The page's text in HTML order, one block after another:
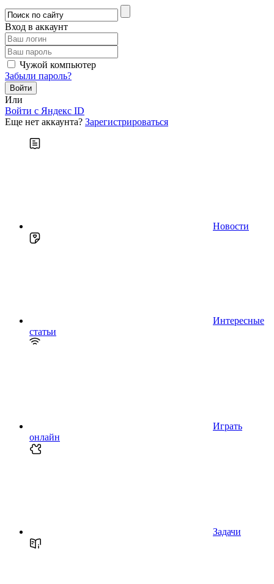
Вход в аккаунт
Чужой компьютер
Забыли пароль?
Или
Войти c Яндекс ID
Еще нет аккаунта? Зарегистрироваться
Новости
Интересные
статьи
Играть
онлайн
Задачи